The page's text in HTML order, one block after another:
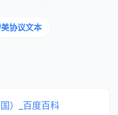
协议文本
）_百度百科